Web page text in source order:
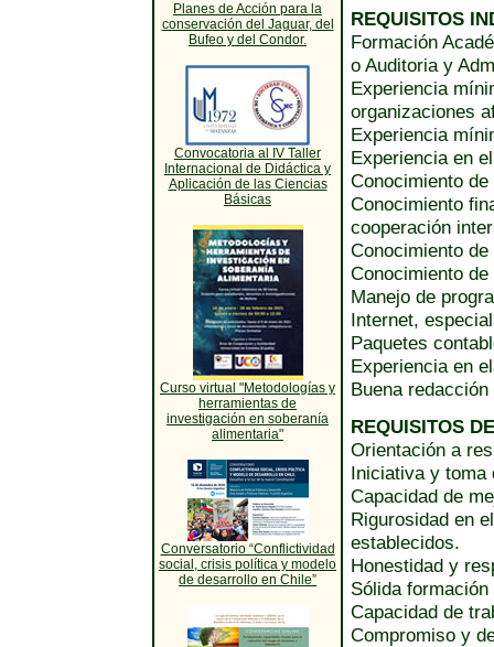
Planes de Acción para la
conservación del Jaguar, del
Bufeo y del Condor.
Convocatoria al IV Taller
Internacional de Didáctica y
Aplicación de las Ciencias
Básicas
Curso virtual "Metodologías y
herramientas de
investigación en soberanía
alimentaria"
Conversatorio “Conflictividad
social, crisis política y modelo
de desarrollo en Chile”
REQUISITOS
Formación
o Auditoria y
Experiencia
organizaciones
Experiencia
Experiencia en
Conocimiento
Conocimiento
cooperación
Conocimiento
Conocimiento
Manejo de
Internet,
Paquetes
Experiencia en
Buena redacción
REQUISITOS
Orientación a
Iniciativa y toma
Capacidad de
Rigurosidad en
establecidos.
Honestidad y
Sólida
Capacidad de
Compromiso y